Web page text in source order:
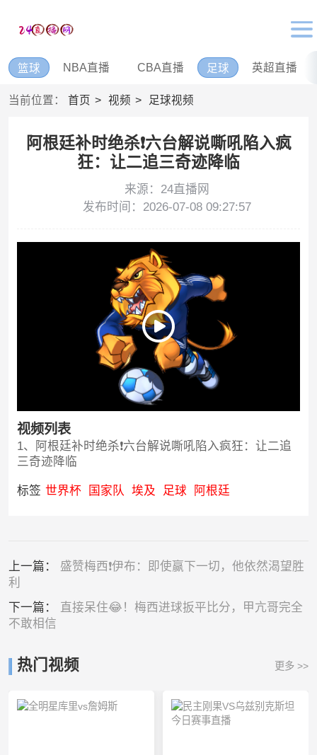
篮球 NBA直播 CBA直播 足球 英超直播
当前位置： 首页 视频 足球视频
阿根廷补时绝杀❗️六台解说嘶吼陷入疯
狂：让二追三奇迹降临
来源：24直播网
发布时间：2026-07-08 09:27:57
视频列表
1、阿根廷补时绝杀❗️六台解说嘶吼陷入疯狂：让二追
三奇迹降临
标签 世界杯 国家队 埃及 足球 阿根廷
上一篇： 盛赞梅西❗️伊布：即使赢下一切，他依然渴望胜
利
下一篇：
直接呆住😂！梅西进球扳平比分，甲亢哥完全
不敢相信
热门视频 更多 >>